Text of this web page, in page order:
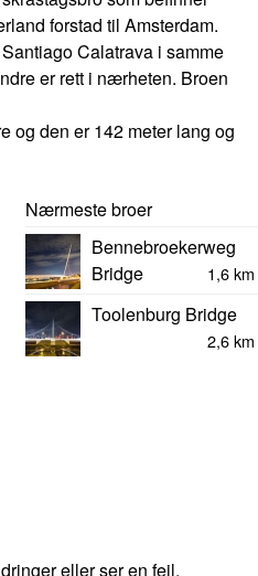
forstad til Amsterdam.
Calatrava i samme
er rett i nærheten. Broen
og den er 142 meter lang og
Nærmeste broer
Bennebroekerweg
Bridge
1,6 km
Toolenburg Bridge
2,6 km
eller ser en feil,